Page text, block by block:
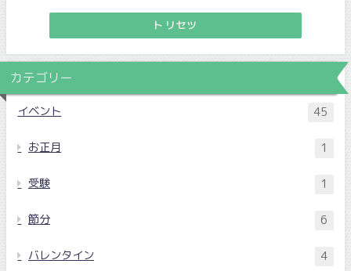
トリセツ
カテゴリー
イベント 45
お正月 1
受験 1
節分 6
バレンタイン 4